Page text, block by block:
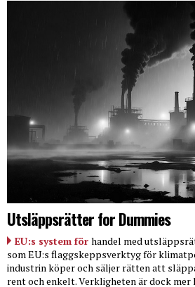
Utsläppsrätter for Dummies
EU:s system för handel med
som EU:s flaggskeppsverktyg för
industrin köper och säljer rätten att
rent och enkelt. Verkligheten är dock